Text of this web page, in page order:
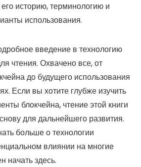
историю, терминологию и
использования.
введение в технологию
чтения. Охвачено все, от
до будущего использования
Если вы хотите глубже изучить
блокчейна, чтение этой книги
для дальнейшего развития.
больше о технологии
влиянии на многие
начать здесь.